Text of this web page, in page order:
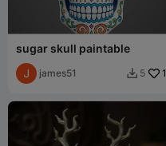
sugar skull paintable
james51  5 1